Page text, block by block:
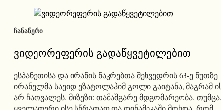
ᲩᲐᲜᲐᲬᲔᲠᲘ
ვიდეორეფერის გადაწყვეტილებით
ესპანეთისა და ირანის ნაკრებთა შეხვედრის 63-ე წუთზე
ირანელმა საეიდ ეზატოლაჰიმ გოლი გაიტანა, მაგრამ
არ ჩათვალეს. მიზეზი: თამაშგარე მდგომარეობა. თუმცა,
ყველაფერი ისე სწრაფად და დინამიკაში მოხდა, რომ